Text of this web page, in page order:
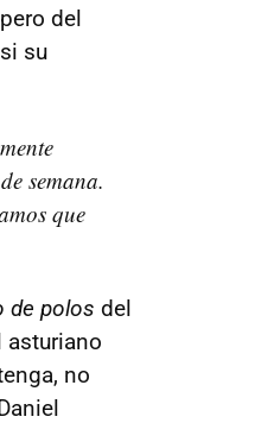
del
su
semana.
que
de polos del
asturiano
no